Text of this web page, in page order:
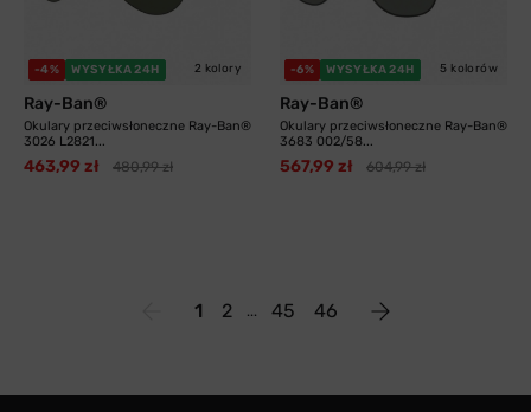
-4% WYSYŁKA 24H 2 kolory
Ray-Ban®
Okulary przeciwsłoneczne Ray-Ban®
3026 L2821...
463,99 zł 480,99 zł
-6% WYSYŁKA 24H 5 kolorów
Ray-Ban®
Okulary przeciwsłoneczne Ray-Ban®
3683 002/58...
567,99 zł 604,99 zł
1 2 45 46